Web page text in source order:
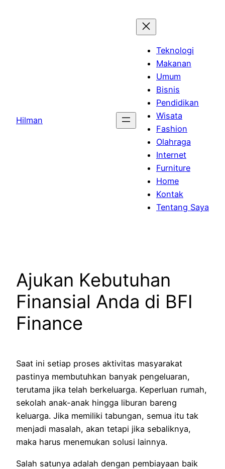
Hilman
Teknologi
Makanan
Umum
Bisnis
Pendidikan
Wisata
Fashion
Olahraga
Internet
Furniture
Home
Kontak
Tentang Saya
Ajukan Kebutuhan
Finansial Anda di BFI
Finance
Saat ini setiap proses aktivitas masyarakat
pastinya membutuhkan banyak pengeluaran,
terutama jika telah berkeluarga. Keperluan rumah,
sekolah anak-anak hingga liburan bareng
keluarga. Jika memiliki tabungan, semua itu tak
menjadi masalah, akan tetapi jika sebaliknya,
maka harus menemukan solusi lainnya.
Salah satunya adalah dengan pembiayaan baik